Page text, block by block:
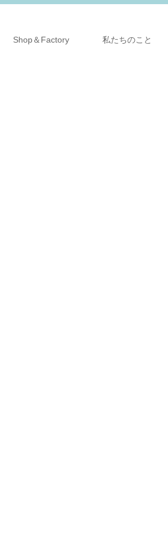
Shop＆Factory 私たちのこと